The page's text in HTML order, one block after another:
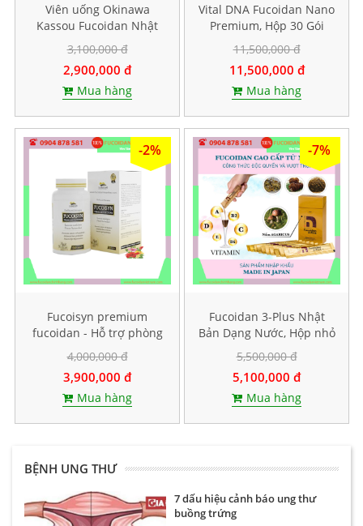
Viên uống Okinawa
Kassou Fucoidan Nhật
Bản - Hộp 150 viên
3,100,000 đ
2,900,000 đ
Mua hàng
Vital DNA Fucoidan Nano
Premium, Hộp 30 Gói
11,500,000 đ
11,500,000 đ
Mua hàng
-2%
Fucoisyn premium
fucoidan - Hỗ trợ phòng
và điều trị ung thư, Hộp
60 viên
4,000,000 đ
3,900,000 đ
Mua hàng
-7%
Fucoidan 3-Plus Nhật
Bản Dạng Nước, Hộp nhỏ
10 gói
5,500,000 đ
5,100,000 đ
Mua hàng
BỆNH UNG THƯ
7 dấu hiệu cảnh báo ung thư
buồng trứng